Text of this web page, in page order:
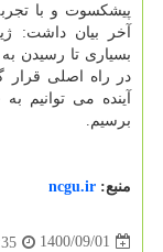
پیشکسوت و با
آخر بیان داشت:
بسیاری تا رسیدن
در راه اصلی قرار
آینده می توانیم
برسیم.
منبع: ncgu.ir
1400/09/01